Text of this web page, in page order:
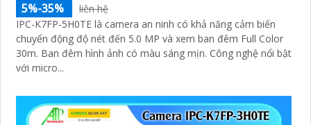
5%-35%
liên hệ
IPC-K7FP-5H0TE là camera an ninh có khả năng cảm biến
chuyển động độ nét đến 5.0 MP và xem ban đêm Full Color
30m. Ban đêm hình ảnh có màu sáng mịn. Công nghệ nổi bật
với micro...